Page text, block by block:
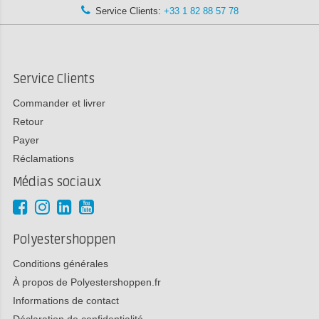
Service Clients: +33 1 82 88 57 78
Service Clients
Commander et livrer
Retour
Payer
Réclamations
Médias sociaux
Polyestershoppen
Conditions générales
À propos de Polyestershoppen.fr
Informations de contact